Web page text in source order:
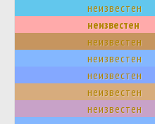
неизвестен
неизвестен
неизвестен
неизвестен
неизвестен
неизвестен
неизвестен